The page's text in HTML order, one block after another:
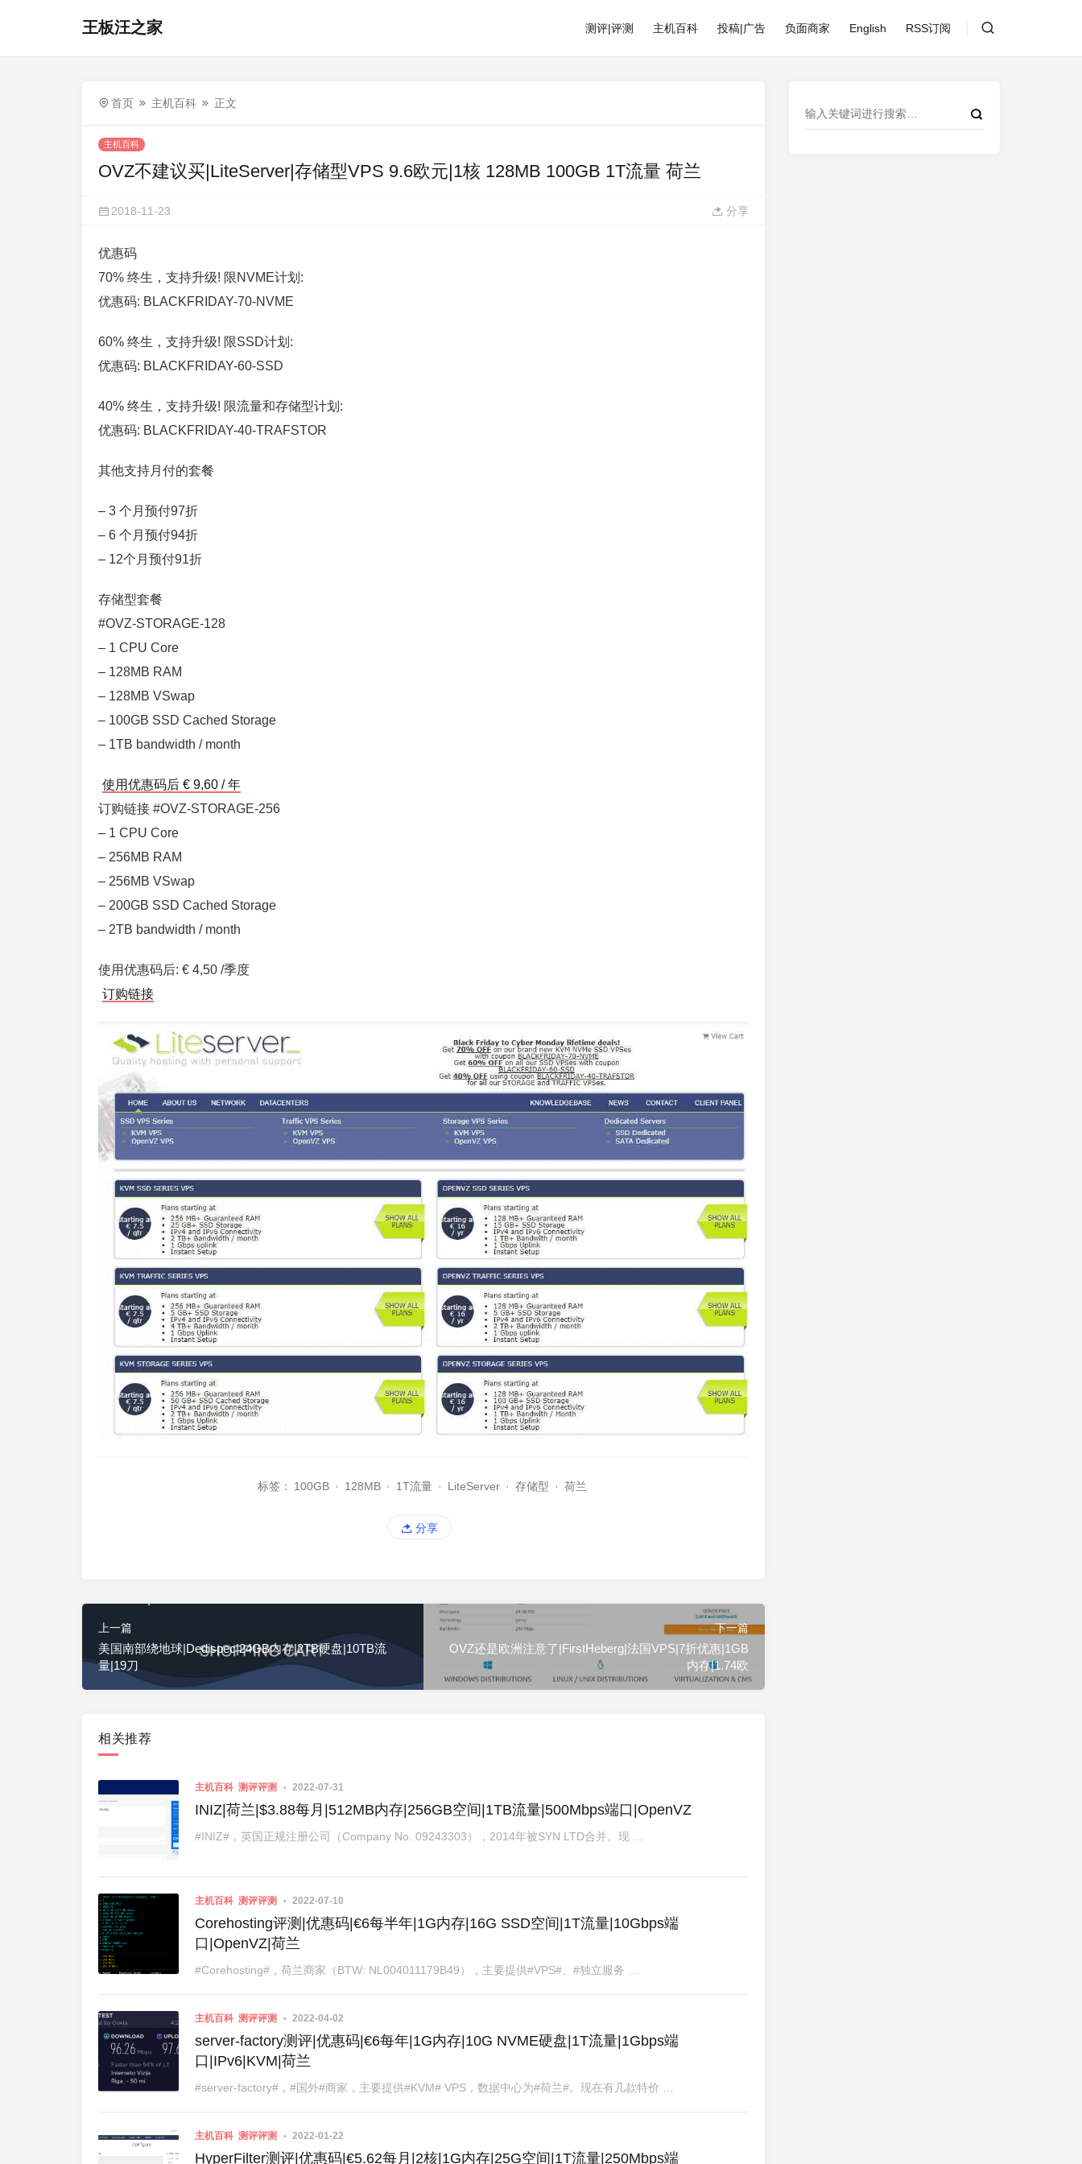
王板汪之家 测评|评测 主机百科 投稿|广告 负面商家 English RSS订阅
首页 主机百科 正文
主机百科
OVZ不建议买|LiteServer|存储型VPS 9.6欧元|1核 128MB 100GB 1T流量 荷兰
2018-11-23 分享
优惠码
70% 终生，支持升级! 限NVME计划:
优惠码: BLACKFRIDAY-70-NVME
60% 终生，支持升级! 限SSD计划:
优惠码: BLACKFRIDAY-60-SSD
40% 终生，支持升级! 限流量和存储型计划:
优惠码: BLACKFRIDAY-40-TRAFSTOR
其他支持月付的套餐
– 3 个月预付97折
– 6 个月预付94折
– 12个月预付91折
存储型套餐
#OVZ-STORAGE-128
– 1 CPU Core
– 128MB RAM
– 128MB VSwap
– 100GB SSD Cached Storage
– 1TB bandwidth / month
使用优惠码后 € 9,60 / 年
订购链接 #OVZ-STORAGE-256
– 1 CPU Core
– 256MB RAM
– 256MB VSwap
– 200GB SSD Cached Storage
– 2TB bandwidth / month
使用优惠码后: € 4,50 /季度
订购链接
标签： 100GB · 128MB · 1T流量 · LiteServer · 存储型 · 荷兰
分享
上一篇
美国南部绕地球|Dedispec|24GB内存|2TB硬盘|10TB流
量|19刀
下一篇
OVZ还是欧洲注意了|FirstHeberg|法国VPS|7折优惠|1GB
内存|1.74欧
相关推荐
主机百科 测评评测 2022-07-31
INIZ|荷兰|$3.88每月|512MB内存|256GB空间|1TB流量|500Mbps端口|OpenVZ
#INIZ#，英国正规注册公司（Company No. 09243303），2014年被SYN LTD合并。现 …
主机百科 测评评测 2022-07-10
Corehosting评测|优惠码|€6每半年|1G内存|16G SSD空间|1T流量|10Gbps端
口|OpenVZ|荷兰
#Corehosting#，荷兰商家（BTW: NL004011179B49），主要提供#VPS#、#独立服务 …
主机百科 测评评测 2022-04-02
server-factory测评|优惠码|€6每年|1G内存|10G NVME硬盘|1T流量|1Gbps端
口|IPv6|KVM|荷兰
#server-factory#，#国外#商家，主要提供#KVM# VPS，数据中心为#荷兰#。现在有几款特价 …
主机百科 测评评测 2022-01-22
HyperFilter测评|优惠码|€5.62每月|2核|1G内存|25G空间|1T流量|250Mbps端